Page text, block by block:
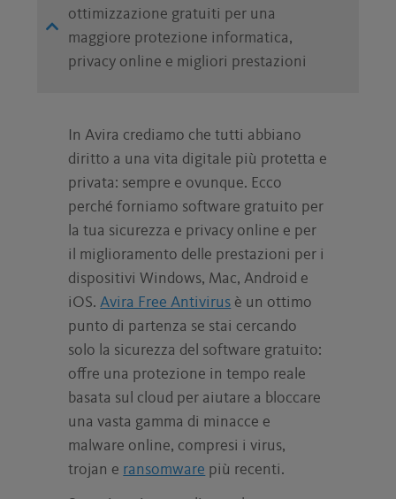
ottimizzazione gratuiti per una
maggiore protezione informatica,
privacy online e migliori prestazioni
In Avira crediamo che tutti abbiano
diritto a una vita digitale più protetta e
privata: sempre e ovunque. Ecco
perché forniamo software gratuito per
la tua sicurezza e privacy online e per
il miglioramento delle prestazioni per i
dispositivi Windows, Mac, Android e
iOS.Avira Free Antivirus è un ottimo
punto di partenza se stai cercando
solo la sicurezza del software gratuito:
offre una protezione in tempo reale
basata sul cloud per aiutare a bloccare
una vasta gamma di minacce e
malware online, compresi i virus,
trojan e ransomware più recenti.